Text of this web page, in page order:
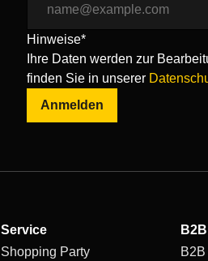
Hinweise*
Ihre Daten werden zur
finden Sie in unserer
Anmelden
Service
Shopping Party
B2B